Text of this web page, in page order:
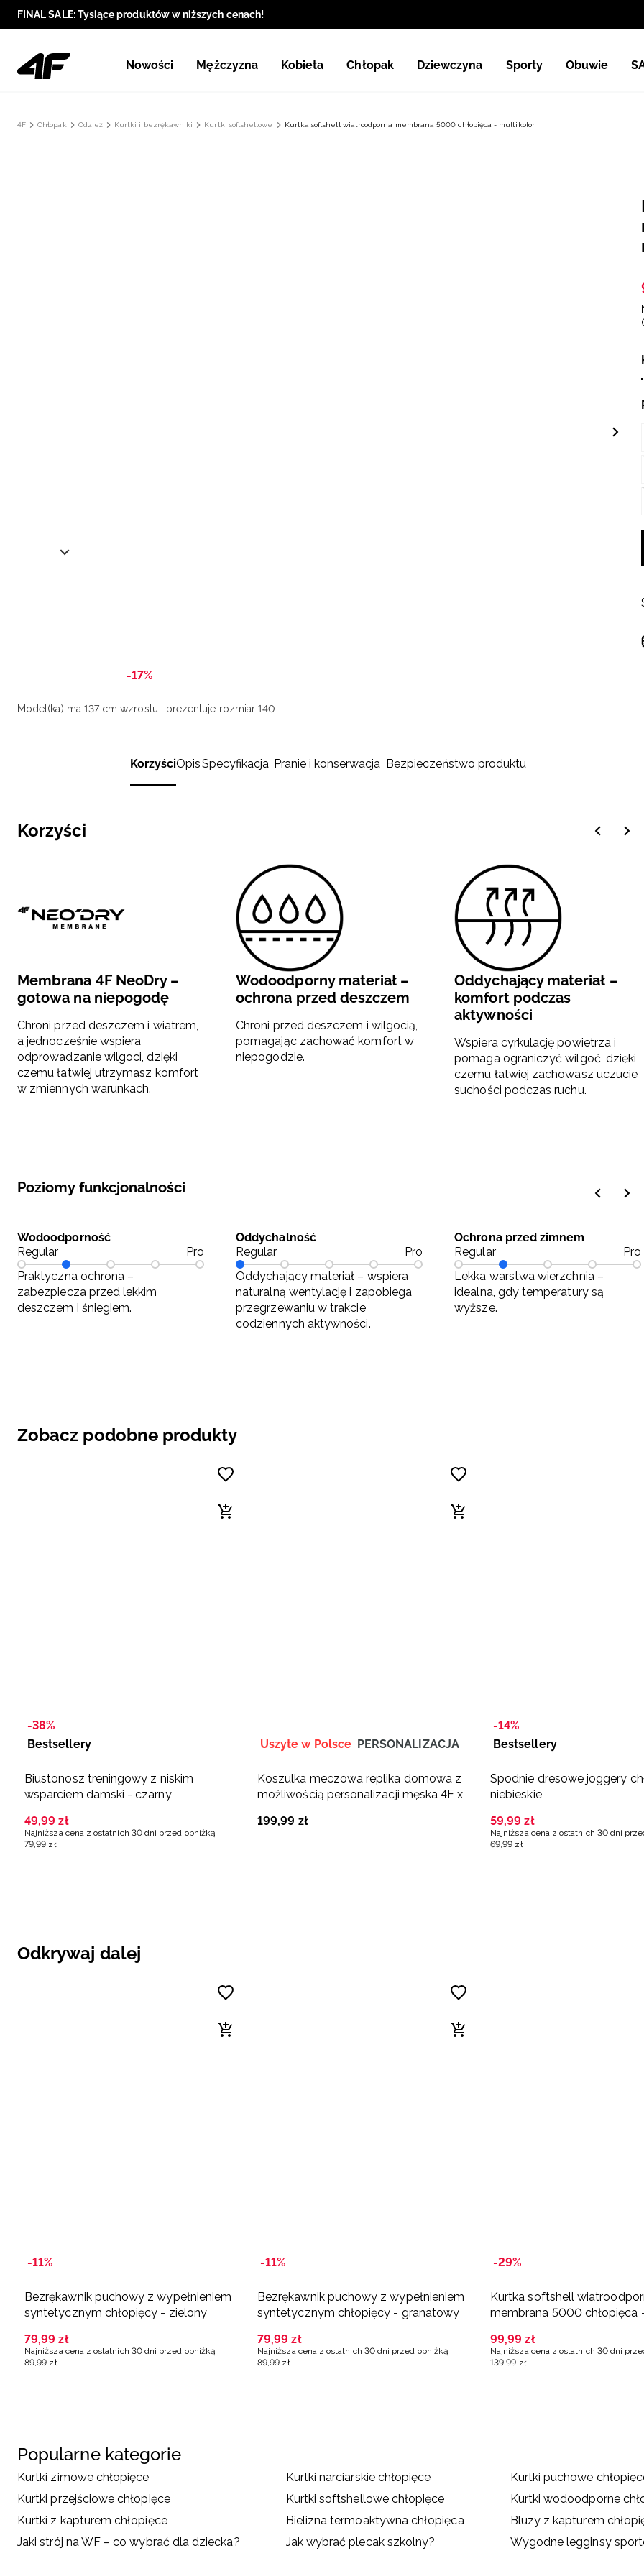
FINAL SALE: Tysiące produktów w niższych cenach!
Nowości Mężczyzna Kobieta Chłopak Dziewczyna Sporty Obuwie
4F Chłopak Odzież Kurtki i bezrękawniki Kurtki softshellowe Kurtka softshell wiatroodporna membrana 5000 chłopięca - multikolor
-17%
Model(ka) ma 137 cm wzrostu i prezentuje rozmiar 140
KorzyściOpisSpecyfikacja Pranie i konserwacja Bezpieczeństwo produktu
Korzyści
Membrana 4F NeoDry –
gotowa na niepogodę
Chroni przed deszczem i wiatrem,
a jednocześnie wspiera
odprowadzanie wilgoci, dzięki
czemu łatwiej utrzymasz komfort
w zmiennych warunkach.
Wodoodporny materiał –
ochrona przed deszczem
Chroni przed deszczem i wilgocią,
pomagając zachować komfort w
niepogodzie.
Oddychający materiał –
komfort podczas
aktywności
Wspiera cyrkulację powietrza i
pomaga ograniczyć wilgoć, dzięki
czemu łatwiej zachowasz uczucie
suchości podczas ruchu.
Poziomy funkcjonalności
Wodoodporność
Regular
Pro
Praktyczna ochrona –
zabezpiecza przed lekkim
deszczem i śniegiem.
Oddychalność
Regular
Pro
Oddychający materiał – wspiera
naturalną wentylację i zapobiega
przegrzewaniu w trakcie
codziennych aktywności.
Ochrona przed zimnem
Regular
Pro
Lekka warstwa wierzchnia –
idealna, gdy temperatury są
wyższe.
Zobacz podobne produkty
-38%
Bestsellery
Biustonosz treningowy z niskim
wsparciem damski - czarny
49,99 zł
Najniższa cena z ostatnich 30 dni przed obniżką
79,99 zł
Uszyte w Polsce PERSONALIZACJA
Koszulka meczowa replika domowa z
możliwością personalizacji męska 4F x
199,99 zł
-14%
Bestsellery
Spodnie dresowe joggery
niebieskie
59,99 zł
Najniższa cena z ostatnich 30 dni
69,99 zł
Odkrywaj dalej
-11%
Bezrękawnik puchowy z wypełnieniem
syntetycznym chłopięcy - zielony
79,99 zł
Najniższa cena z ostatnich 30 dni przed obniżką
89 ,99 zł
-11%
Bezrękawnik puchowy z wypełnieniem
syntetycznym chłopięcy - granatowy
79,99 zł
Najniższa cena z ostatnich 30 dni przed obniżką
89 ,99 zł
-29%
Kurtka softshell
membrana 5000 chłopięca
99,99 zł
Najniższa cena z ostatnich 30 dni
139 ,99 zł
Popularne kategorie
Kurtki zimowe chłopięce Kurtki narciarskie chłopięce Kurtki puchowe
Kurtki przejściowe chłopięce
Kurtki softshellowe chłopięce Kurtki wodoodporne
Kurtki z kapturem chłopięce
Bielizna termoaktywna chłopięca Bluzy z kapturem
Jaki strój na WF – co wybrać dla dziecka?
Jak wybrać plecak szkolny? Wygodne legginsy